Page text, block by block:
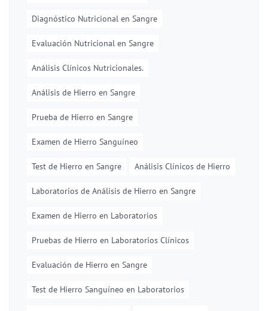
Diagnóstico Nutricional en Sangre
Evaluación Nutricional en Sangre
Análisis Clínicos Nutricionales.
Análisis de Hierro en Sangre
Prueba de Hierro en Sangre
Examen de Hierro Sanguíneo
Test de Hierro en Sangre Análisis Clínicos de Hierro
Laboratorios de Análisis de Hierro en Sangre
Examen de Hierro en Laboratorios
Pruebas de Hierro en Laboratorios Clínicos
Evaluación de Hierro en Sangre
Test de Hierro Sanguíneo en Laboratorios